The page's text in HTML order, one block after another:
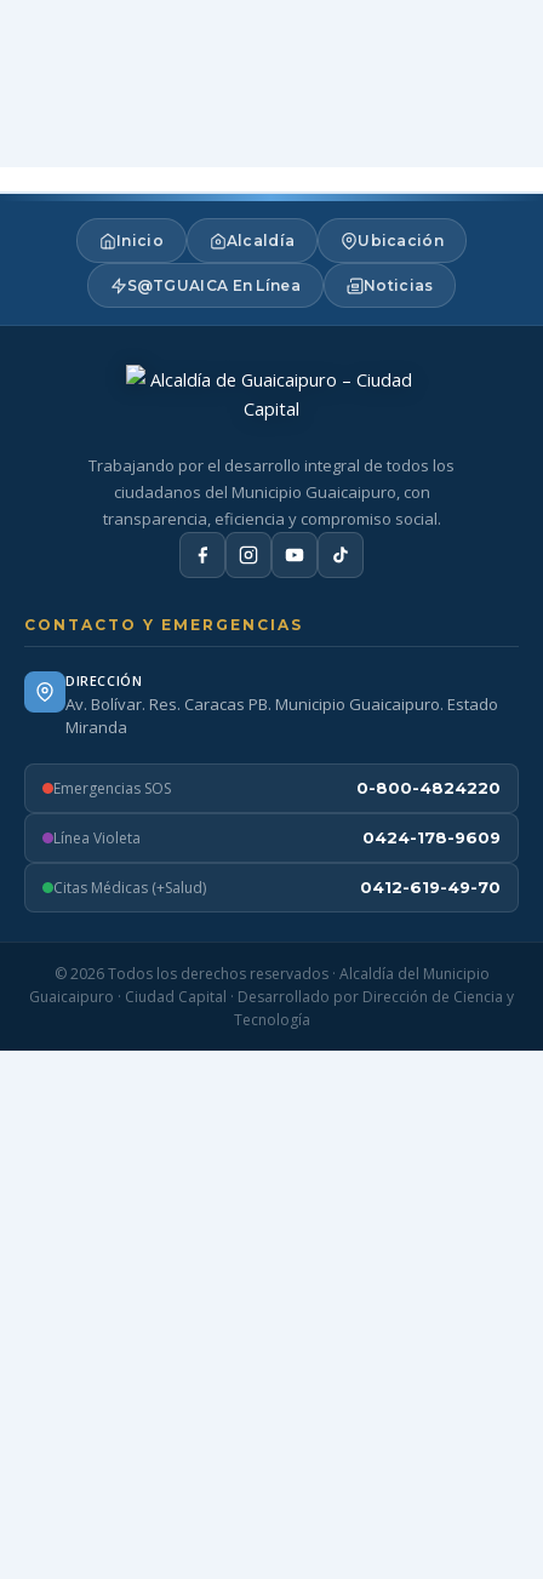
Inicio Alcaldía Ubicación
S@TGUAICA En Línea Noticias
Trabajando por el desarrollo integral de todos los
ciudadanos del Municipio Guaicaipuro, con
transparencia, eficiencia y compromiso social.
CONTACTO Y EMERGENCIAS
DIRECCIÓN
Av. Bolívar. Res. Caracas PB. Municipio Guaicaipuro. Estado
Miranda
Emergencias SOS 0-800-4824220
Línea Violeta 0424-178-9609
Citas Médicas (+Salud) 0412-619-49-70
© 2026 Todos los derechos reservados · Alcaldía del Municipio
Guaicaipuro · Ciudad Capital · Desarrollado por Dirección de Ciencia y
Tecnología